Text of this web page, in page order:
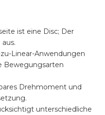
ist eine Disc; Der
Linear-Anwendungen
Bewegungsarten
Drehmoment und
unterschiedliche